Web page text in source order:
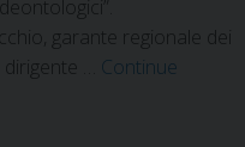
garante regionale dei
… Continue